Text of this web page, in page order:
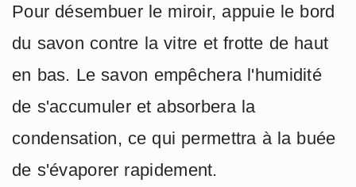
Pour désembuer le miroir, appuie le bord
du savon contre la vitre et frotte de haut
en bas. Le savon empêchera l'humidité
de s'accumuler et absorbera la
condensation, ce qui permettra à la buée
de s'évaporer rapidement.